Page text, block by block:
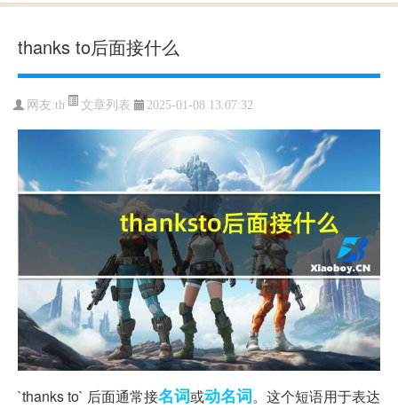
thanks to后面接什么
网友:th 文章列表 2025-01-08 13:07:32
`thanks to` 后面通常接名词或动名词。这个短语用于表达